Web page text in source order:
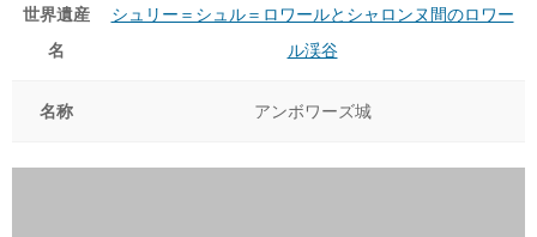
世界遺産
名
シュリー＝シュル＝ロワールとシャロンヌ間のロワー
ル渓谷
名称 アンボワーズ城